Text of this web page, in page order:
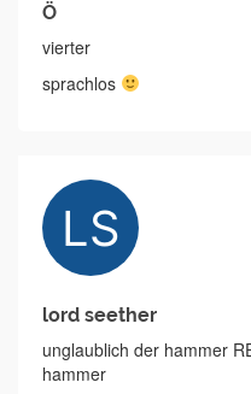
Ö
vierter
sprachlos
lord seether
unglaublich der hammer
hammer